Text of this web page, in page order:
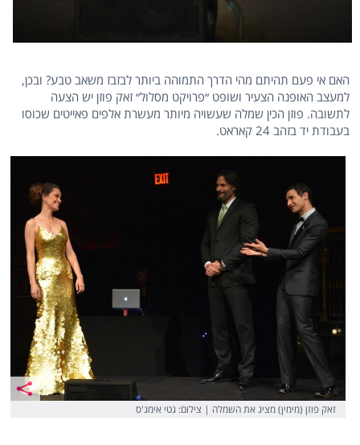
האם אי פעם תהיתם מהי הדרך התמוהה ביותר לבזבז משאב טבע? ובכן,
למעצב האופנה הצעיר ושופט ״פרויקט מסלול״ זאק פוזן יש הצעה
לתשובה. פוזן הכין שמלה שעשויה מיותר מעשרת אלפים פאייטים שכוסו
בעבודת יד בזהב 24 קאראט.
זאק פוזן (מימין) מציג את השמלה | צילום: גטי אימג'ס